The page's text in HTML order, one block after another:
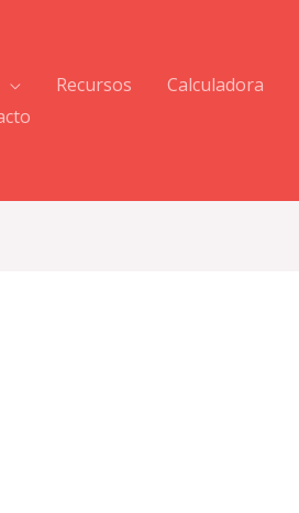
Recursos Calculadora